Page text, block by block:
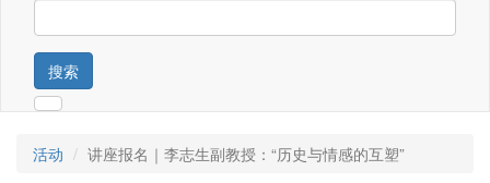
搜索
活动 讲座报名｜李志生副教授：“历史与情感的互塑”